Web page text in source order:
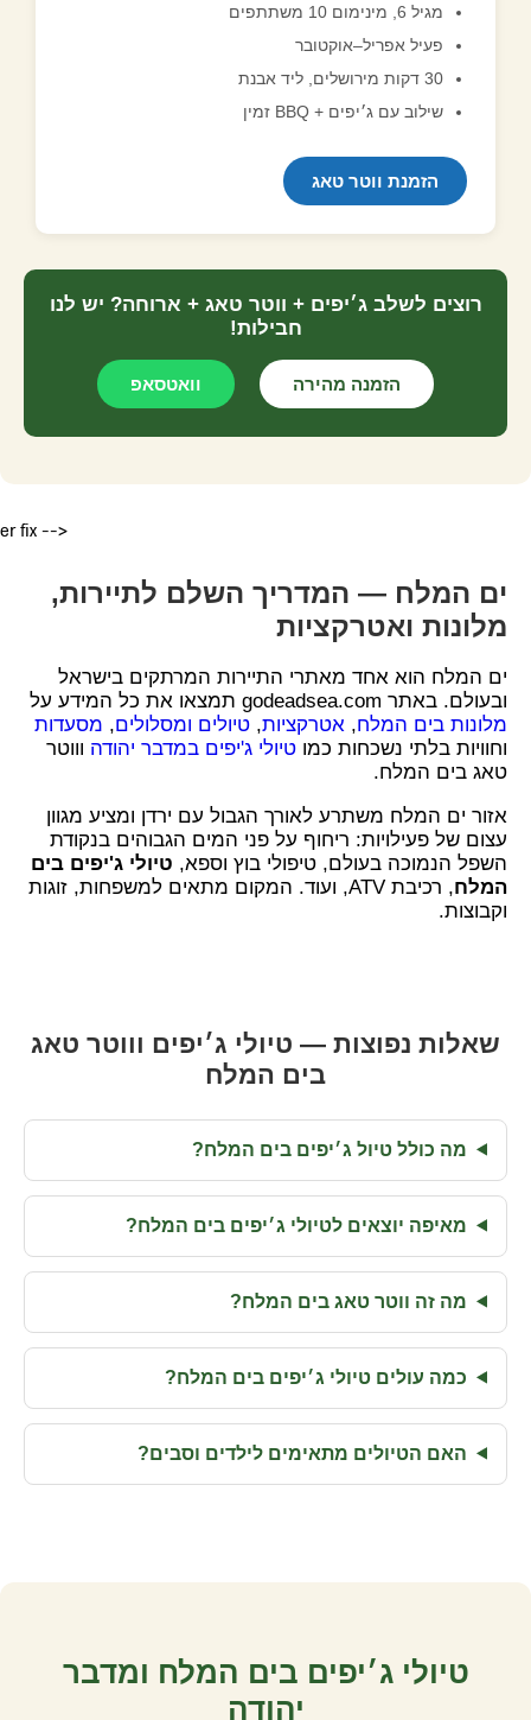
מגיל 6, מינימום 10 משתתפים
פעיל אפריל–אוקטובר
30 דקות מירושלים, ליד אבנת
שילוב עם ג׳יפים + BBQ זמין
הזמנת ווטר טאג
רוצים לשלב ג׳יפים + ווטר טאג + ארוחה? יש לנו
חבילות!
הזמנה מהירה וואטסאפ
er fix -->
ים המלח — המדריך השלם לתיירות,
מלונות ואטרקציות
ים המלח הוא אחד מאתרי התיירות המרתקים בישראל
ובעולם. באתר godeadsea.com תמצאו את כל המידע על
מלונות בים המלח, אטרקציות, טיולים ומסלולים, מסעדות
וחוויות בלתי נשכחות כמו טיולי ג'יפים במדבר יהודה וווטר
טאג בים המלח.
אזור ים המלח משתרע לאורך הגבול עם ירדן ומציע מגוון
עצום של פעילויות: ריחוף על פני המים הגבוהים בנקודת
השפל הנמוכה בעולם, טיפולי בוץ וספא, טיולי ג'יפים בים
המלח
, רכיבת ATV, ועוד. המקום מתאים למשפחות, זוגות
וקבוצות.
שאלות נפוצות — טיולי ג׳יפים וווטר טאג
בים המלח
מה כולל טיול ג׳יפים בים המלח?
מאיפה יוצאים לטיולי ג׳יפים בים המלח?
מה זה ווטר טאג בים המלח?
כמה עולים טיולי ג׳יפים בים המלח?
האם הטיולים מתאימים לילדים וסבים?
טיולי ג׳יפים בים המלח ומדבר
יהודה